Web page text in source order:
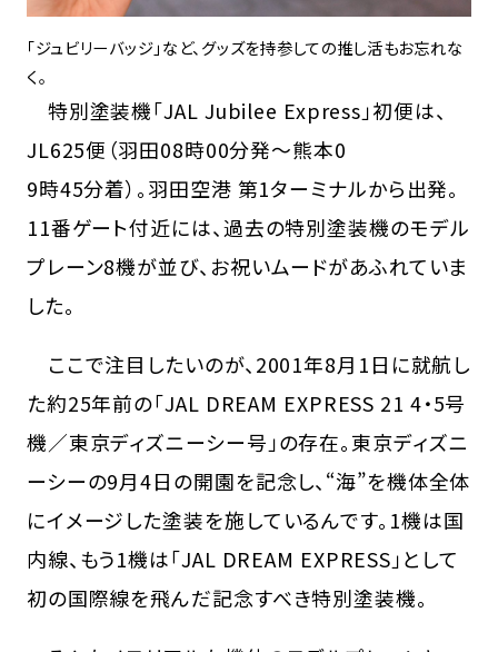
「ジュビリーバッジ」など、グッズを持参しての推し活もお忘れな
く。
特別塗装機「JAL Jubilee Express」初便は、
JL625便（羽田08時00分発～熊本0
9時45分着）。羽田空港 第1ターミナルから出発。
11番ゲート付近には、過去の特別塗装機のモデル
プレーン8機が並び、お祝いムードがあふれていま
した。
ここで注目したいのが、2001年8月1日に就航し
た約25年前の「JAL DREAM EXPRESS 21 4・5号
機／東京ディズニーシー号」の存在。東京ディズニ
ーシーの9月4日の開園を記念し、“海”を機体全体
にイメージした塗装を施しているんです。1機は国
内線、もう1機は「JAL DREAM EXPRESS」として
初の国際線を飛んだ記念すべき特別塗装機。